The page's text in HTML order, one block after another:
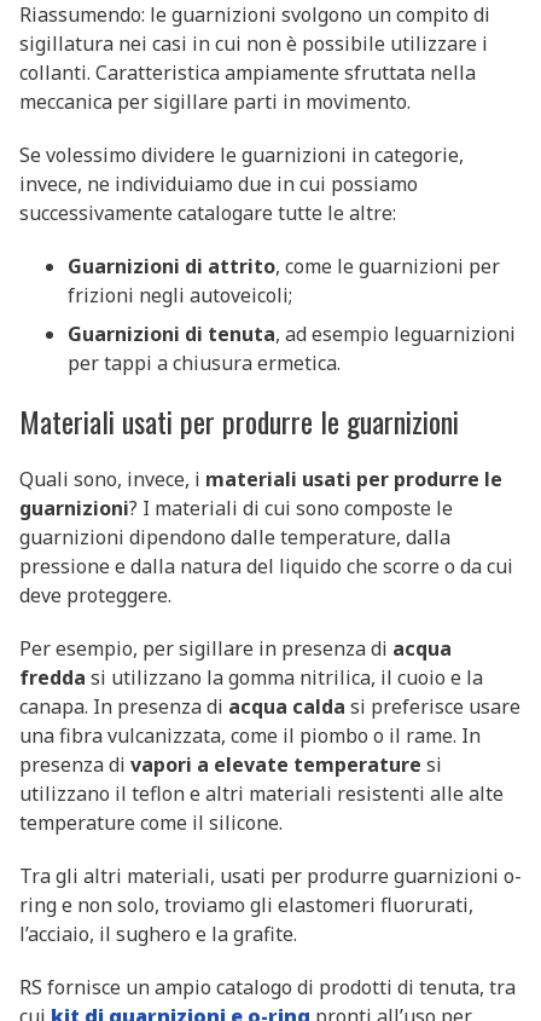
Riassumendo: le guarnizioni svolgono un compito di
sigillatura nei casi in cui non è possibile utilizzare i
collanti. Caratteristica ampiamente sfruttata nella
meccanica per sigillare parti in movimento.
Se volessimo dividere le guarnizioni in categorie,
invece, ne individuiamo due in cui possiamo
successivamente catalogare tutte le altre:
Guarnizioni di attrito, come le guarnizioni per
frizioni negli autoveicoli;
Guarnizioni di tenuta, ad esempio leguarnizioni
per tappi a chiusura ermetica.
Materiali usati per produrre le guarnizioni
Quali sono, invece, i materiali usati per produrre le
guarnizioni? I materiali di cui sono composte le
guarnizioni dipendono dalle temperature, dalla
pressione e dalla natura del liquido che scorre o da cui
deve proteggere.
Per esempio, per sigillare in presenza di acqua
fredda si utilizzano la gomma nitrilica, il cuoio e la
canapa. In presenza di acqua calda si preferisce usare
una fibra vulcanizzata, come il piombo o il rame. In
presenza di vapori a elevate temperature si
utilizzano il teflon e altri materiali resistenti alle alte
temperature come il silicone.
Tra gli altri materiali, usati per produrre guarnizioni o-
ring e non solo, troviamo gli elastomeri fluorurati,
l’acciaio, il sughero e la grafite.
RS fornisce un ampio catalogo di prodotti di tenuta, tra